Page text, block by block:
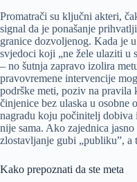
Promatrači su ključni akteri,
signal da je ponašanje
granice dozvoljenog. Kada je
svjedoci koji „ne žele ulaziti u
– no šutnja zapravo izolira
pravovremene intervencije
podrške meti, poziv na pravila
činjenice bez ulaska u osobne
nagradu koju počinitelj dobiva
nije sama. Ako zajednica
zlostavljanje gubi „publiku”, a
Kako prepoznati da ste meta